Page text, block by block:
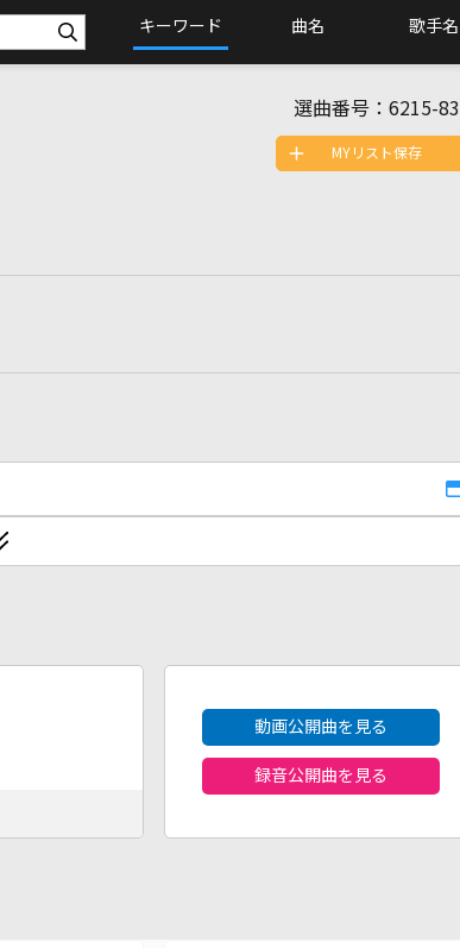
キーワード 曲名 歌手名
選曲番号： 6215-83
MYリスト保存
動画公開曲を見る
録音公開曲を見る